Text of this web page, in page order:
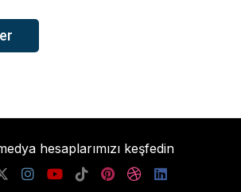
hesaplarımızı keşfedin